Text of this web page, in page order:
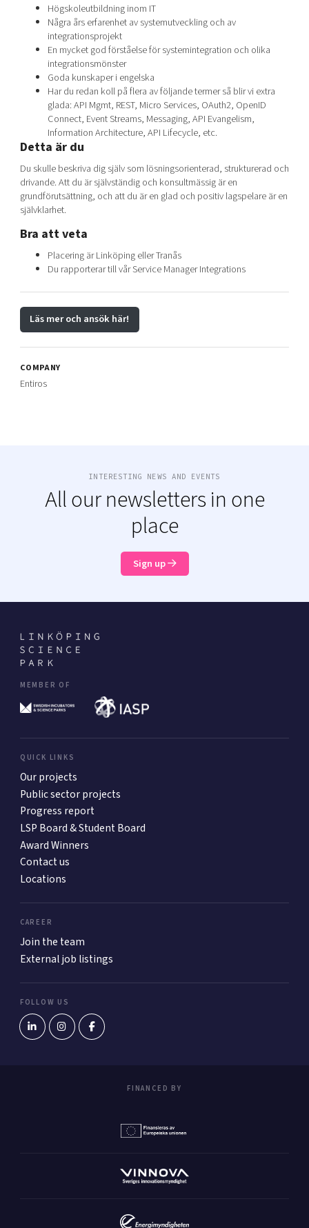
Högskoleutbildning inom IT
Några års erfarenhet av systemutveckling och av
integrationsprojekt
En mycket god förståelse för systemintegration och olika
integrationsmönster
Goda kunskaper i engelska
Har du redan koll på flera av följande termer så blir vi extra
glada: API Mgmt, REST, Micro Services, OAuth2, OpenID
Connect, Event Streams, Messaging, API Evangelism,
Information Architecture, API Lifecycle, etc.
Detta är du
Du skulle beskriva dig själv som lösningsorienterad, strukturerad och
drivande. Att du är självständig och konsultmässig är en
grundförutsättning, och att du är en glad och positiv lagspelare är en
självklarhet.
Bra att veta
Placering är Linköping eller Tranås
Du rapporterar till vår Service Manager Integrations
Läs mer och ansök här!
COMPANY
Entiros
INTERESTING NEWS AND EVENTS
All our newsletters in one
place
Sign up
MEMBER OF
QUICK LINKS
Our projects
Public sector projects
Progress report
LSP Board & Student Board
Award Winners
Contact us
Locations
CAREER
Join the team
External job listings
FOLLOW US
FINANCED BY